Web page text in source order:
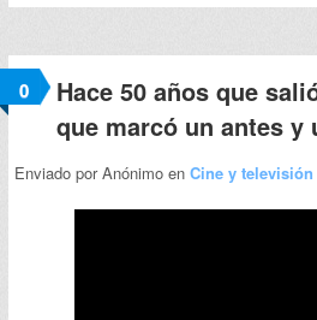
0
Hace 50 años que
que marcó un antes y
Enviado por Anónimo en Cine y televisión